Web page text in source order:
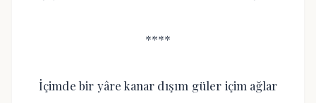
****
İçimde bir yâre kanar dışım güler içim ağlar